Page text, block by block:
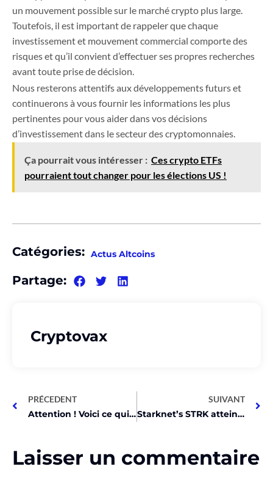
un mouvement possible sur le marché crypto plus large.
Toutefois, il est important de rappeler que chaque
investissement et mouvement commercial comporte des
risques et qu’il convient d’effectuer ses propres recherches
avant toute prise de décision.
Nous resterons attentifs aux développements futurs et
continuerons à vous fournir les informations les plus
pertinentes pour vous aider dans vos décisions
d’investissement dans le secteur des cryptomonnaies.
Ça pourrait vous intéresser : Ces crypto ETFs
pourraient tout changer pour les élections US !
Catégories: Actus Altcoins
Partage:
Cryptovax
PRÉCEDENT
Attention ! Voici ce qui a secoué le monde de la crypto aujourd’hui !
SUIVANT
Starknet’s STRK atteint 7$ sur Binance, des millions de jetons réclamés
Laisser un commentaire